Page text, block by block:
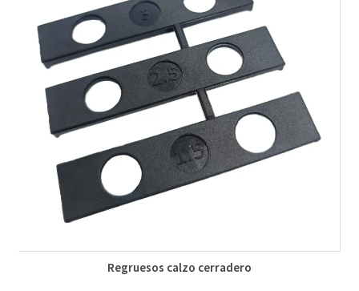
Regruesos calzo cerradero